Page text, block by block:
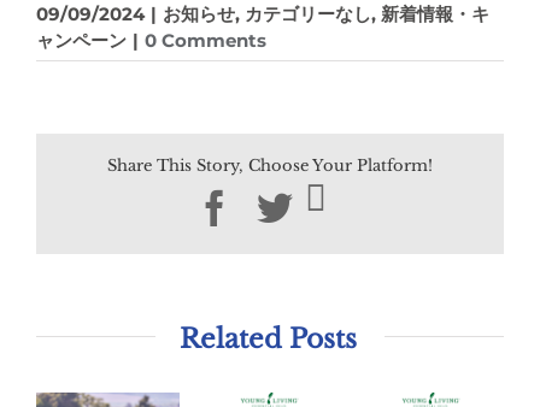
09/09/2024 | お知らせ, カテゴリーなし, 新着情報・キ
ャンペーン | 0 Comments
Share This Story, Choose Your Platform!
Facebook
Twitter
Related Posts